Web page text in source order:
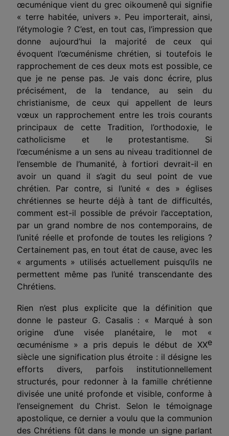
œcuménique vient du grec oikoumenê qui signifie
« terre habitée, univers ». Peu importerait, ainsi,
l’étymologie ? C’est, en tout cas, l’impression que
donne aujourd’hui la majorité de ceux qui
évoquent l’œcuménisme chrétien, si toutefois le
rapprochement de ces deux mots est possible, ce
que je ne pense pas. Je vais donc écrire, plus
précisément, de la tendance, au sein du
christianisme, de ceux qui appellent de leurs
vœux un rapprochement entre les trois courants
principaux de cette Tradition, l’orthodoxie, le
catholicisme et le protestantisme. Si
l’œcuménisme a un sens au niveau traditionnel de
l’ensemble de l’humanité, à fortiori devrait-il en
avoir un quand il s’agit du seul point de vue
chrétien. Par contre, si l’unité « des » églises
chrétiennes se heurte déjà à tant de difficultés,
comment est-il possible de prévoir l’accepta­tion,
par un grand nombre de nos contemporains, de
l’unité réelle et profonde de toutes les religions ?
Certainement pas, en tout état de cause, avec les
« arguments » utilisés actuellement puisqu‘ils ne
permettent même pas l’unité transcendante des
Chrétiens.
Rien n’est plus explicite que la définition que
donne le pasteur G. Casalis : « Marqué à son
origine d’une visée planétaire, le mot «
œcuménisme » a pris depuis le début de XXe
siècle une signification plus étroite : il désigne les
efforts divers, parfois institutionnellement
structurés, pour redon­ner à la famille chrétienne
divisée une unité profonde et visible, conforme à
l’enseignement du Christ. Selon le témoignage
apostolique, ce dernier a voulu que la commu­nion
des Chrétiens fût dans le monde un signe parlant